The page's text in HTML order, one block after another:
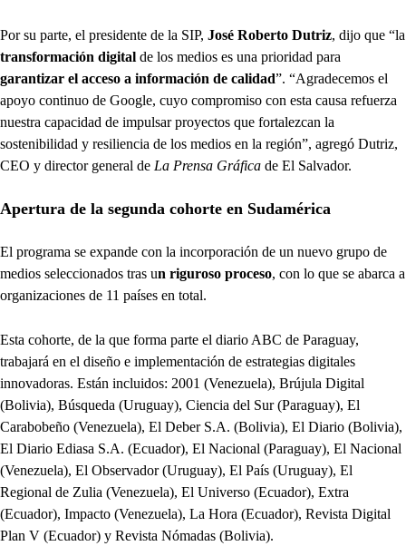
Por su parte, el presidente de la SIP, José Roberto Dutriz, dijo que “la
transformación digital de los medios es una prioridad para
garantizar el acceso a información de calidad”. “Agradecemos el
apoyo continuo de Google, cuyo compromiso con esta causa refuerza
nuestra capacidad de impulsar proyectos que fortalezcan la
sostenibilidad y resiliencia de los medios en la región”, agregó Dutriz,
CEO y director general de La Prensa Gráfica de El Salvador.
Apertura de la segunda cohorte en Sudamérica
El programa se expande con la incorporación de un nuevo grupo de
medios seleccionados tras un riguroso proceso, con lo que se abarca a
organizaciones de 11 países en total.
Esta cohorte, de la que forma parte el diario ABC de Paraguay,
trabajará en el diseño e implementación de estrategias digitales
innovadoras. Están incluidos: 2001 (Venezuela), Brújula Digital
(Bolivia), Búsqueda (Uruguay), Ciencia del Sur (Paraguay), El
Carabobeño (Venezuela), El Deber S.A. (Bolivia), El Diario (Bolivia),
El Diario Ediasa S.A. (Ecuador), El Nacional (Paraguay), El Nacional
(Venezuela), El Observador (Uruguay), El País (Uruguay), El
Regional de Zulia (Venezuela), El Universo (Ecuador), Extra
(Ecuador), Impacto (Venezuela), La Hora (Ecuador), Revista Digital
Plan V (Ecuador) y Revista Nómadas (Bolivia).